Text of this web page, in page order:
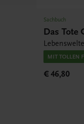
Sachbuch
Das Tote
MIT TOLLEN
€ 46,80